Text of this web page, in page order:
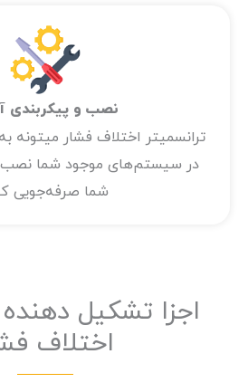
نصب و پیکربندی
ترانسمیتر اختلاف فشار میتونه
در سیستم‌های موجود شما نصب
شما صرفه‌جویی
اجزا تشکیل دهنده
اختلاف